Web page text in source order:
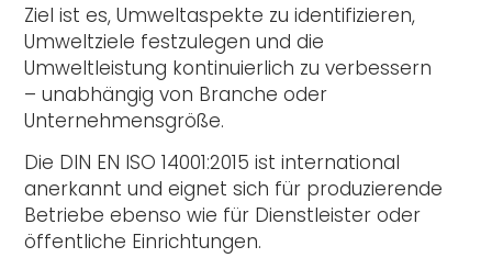
Ziel ist es, Umweltaspekte zu identifizieren,
Umweltziele festzulegen und die
Umweltleistung kontinuierlich zu verbessern
– unabhängig von Branche oder
Unternehmensgröße.
Die DIN EN ISO 14001:2015 ist international
anerkannt und eignet sich für produzierende
Betriebe ebenso wie für Dienstleister oder
öffentliche Einrichtungen.